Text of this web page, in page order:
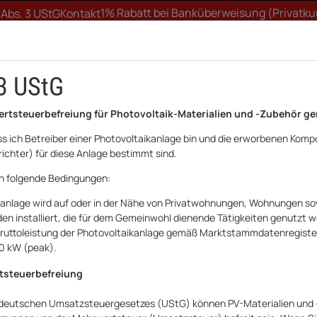
3 UStGKontakt1% Rabatt bei Banküberweisung
WALLBOX
Matratze H2 Pro Body S 592 80 x 200 cm C
Breckle
Body S 592 80 x
UStG
für Photovoltaik-Materialien und -Zubehör
ich Betreiber einer Photovoltaikanlage bin und die erworbenen
für diese Anlage bestimmt sind.
folgende Bedingungen:
wird auf oder in der Nähe von Privatwohnungen, Wohnungen
installiert, die für dem Gemeinwohl dienende Tätigkeiten genutzt
der Photovoltaikanlage gemäß
kW (peak).
deutschen Umsatzsteuergesetzes (UStG) können PV-Materialien